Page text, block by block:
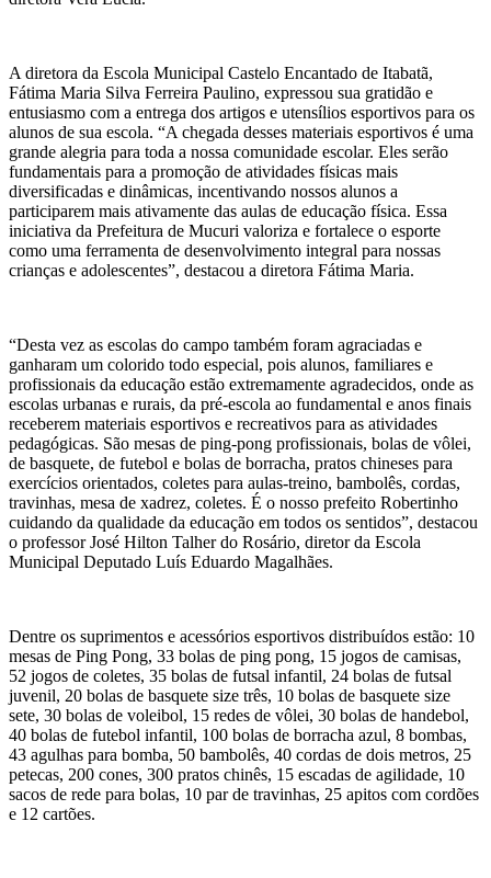
A diretora da Escola Municipal Castelo Encantado de Itabatã,
Fátima Maria Silva Ferreira Paulino, expressou sua gratidão e
entusiasmo com a entrega dos artigos e utensílios esportivos para os
alunos de sua escola. “A chegada desses materiais esportivos é uma
grande alegria para toda a nossa comunidade escolar. Eles serão
fundamentais para a promoção de atividades físicas mais
diversificadas e dinâmicas, incentivando nossos alunos a
participarem mais ativamente das aulas de educação física. Essa
iniciativa da Prefeitura de Mucuri valoriza e fortalece o esporte
como uma ferramenta de desenvolvimento integral para nossas
crianças e adolescentes”, destacou a diretora Fátima Maria.
“Desta vez as escolas do campo também foram agraciadas e
ganharam um colorido todo especial, pois alunos, familiares e
profissionais da educação estão extremamente agradecidos, onde as
escolas urbanas e rurais, da pré-escola ao fundamental e anos finais
receberem materiais esportivos e recreativos para as atividades
pedagógicas. São mesas de ping-pong profissionais, bolas de vôlei,
de basquete, de futebol e bolas de borracha, pratos chineses para
exercícios orientados, coletes para aulas-treino, bambolês, cordas,
travinhas, mesa de xadrez, coletes. É o nosso prefeito Robertinho
cuidando da qualidade da educação em todos os sentidos”, destacou
o professor José Hilton Talher do Rosário, diretor da Escola
Municipal Deputado Luís Eduardo Magalhães.
Dentre os suprimentos e acessórios esportivos distribuídos estão: 10
mesas de Ping Pong, 33 bolas de ping pong, 15 jogos de camisas,
52 jogos de coletes, 35 bolas de futsal infantil, 24 bolas de futsal
juvenil, 20 bolas de basquete size três, 10 bolas de basquete size
sete, 30 bolas de voleibol, 15 redes de vôlei, 30 bolas de handebol,
40 bolas de futebol infantil, 100 bolas de borracha azul, 8 bombas,
43 agulhas para bomba, 50 bambolês, 40 cordas de dois metros, 25
petecas, 200 cones, 300 pratos chinês, 15 escadas de agilidade, 10
sacos de rede para bolas, 10 par de travinhas, 25 apitos com cordões
e 12 cartões.